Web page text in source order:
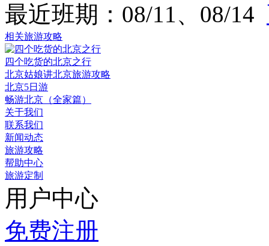
最近班期：08/11、08/14
相关旅游攻略
四个吃货的北京之行
北京姑娘讲北京旅游攻略
北京5日游
畅游北京（全家篇）
关于我们
联系我们
新闻动态
旅游攻略
帮助中心
旅游定制
用户中心
免费注册